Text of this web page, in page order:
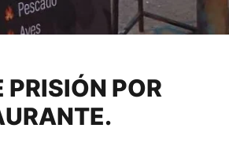
PRISIÓN POR